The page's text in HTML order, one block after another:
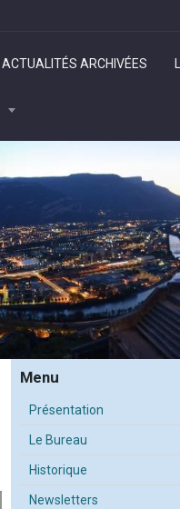
ACTUALITÉS ARCHIVÉES
Menu
Présentation
Le Bureau
Historique
Newsletters